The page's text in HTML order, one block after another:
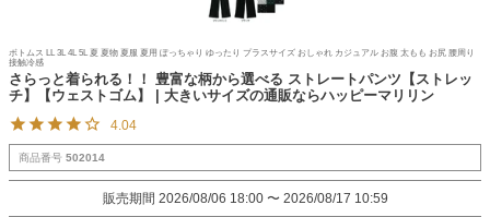
ボトムス LL 3L 4L 5L 夏 夏物 夏服 夏用 ぽっちゃり ゆったり プラスサイズ おしゃれ カジュアル お腹 太もも お尻 腰周り
接触冷感
さらっと着られる！！ 豊富な柄から選べる ストレートパンツ【ストレッ
チ】【ウェストゴム】 | 大きいサイズの通販ならハッピーマリリン
4.04
商品番号 502014
販売期間 2026/08/06 18:00 〜 2026/08/17 10:59